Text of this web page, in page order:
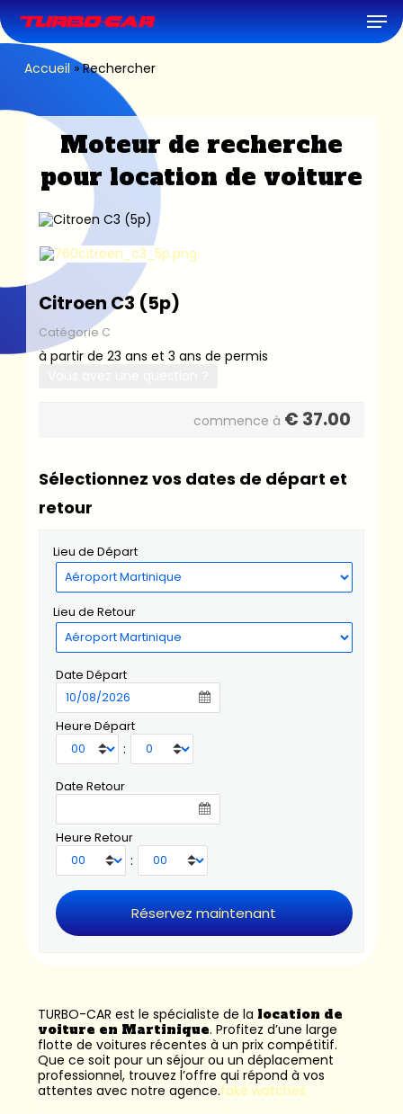
to
main
content
Accueil »Rechercher
Moteur de recherche
pour location de voiture
Citroen C3 (5p)
Catégorie C
à partir de 23 ans et 3 ans de permis
commence à € 37.00
Sélectionnez vos dates de départ et
retour
Lieu de Départ
Lieu de Retour
Date Départ
Heure Départ
:
Date Retour
Heure Retour
:
TURBO-CAR est le spécialiste de la location de
voiture en Martinique. Profitez d’une large
flotte de voitures récentes à un prix compétitif.
Que ce soit pour un séjour ou un déplacement
professionnel, trouvez l’offre qui répond à vos
attentes avec notre agence.fake watches